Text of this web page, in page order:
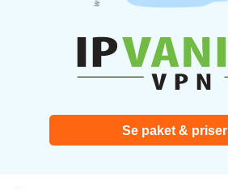
Se paket & priser